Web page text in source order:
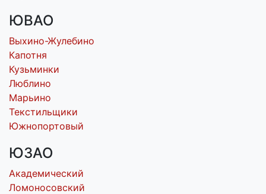
ЮВАО
Выхино-Жулебино
Капотня
Кузьминки
Люблино
Марьино
Текстильщики
Южнопортовый
ЮЗАО
Академический
Ломоносовский